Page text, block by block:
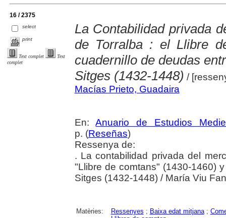
16 / 2375
select
print
Text complet
Text
complet
La Contabilidad privada
de Torralba : el Llibre
cuadernillo de deudas
Sitges (1432-1448) /
Macías Prieto, Guadaira
En:Anuario de Estudios
p. (Reseñas)
Ressenya de:
. La contabilidad privada del
"Llibre de comtans" (1430-1460)
Sitges (1432-1448) / María Viu
Matèries: Ressenyes ; Baixa edat mitjana;